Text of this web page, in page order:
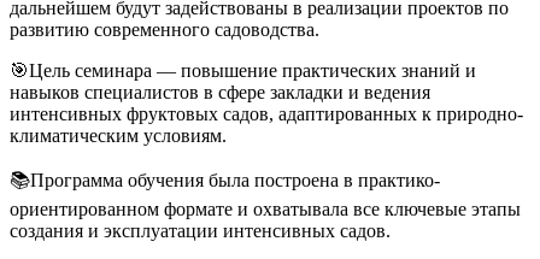
дальнейшем будут задействованы в реализации проектов по
развитию современного садоводства.
🎯Цель семинара — повышение практических знаний и
навыков специалистов в сфере закладки и ведения
интенсивных фруктовых садов, адаптированных к природно-
климатическим условиям.
📚Программа обучения была построена в практико-
ориентированном формате и охватывала все ключевые этапы
создания и эксплуатации интенсивных садов.